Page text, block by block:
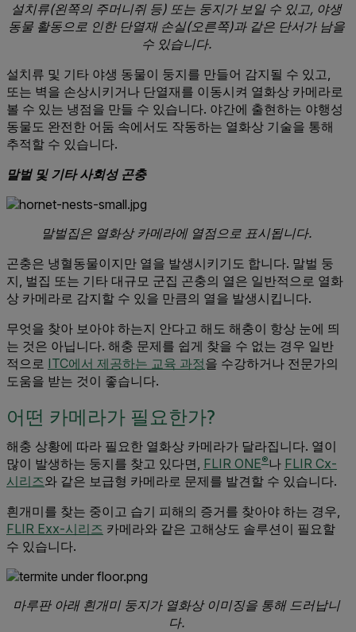
설치류(왼쪽의 주머니쥐 등) 또는 둥지가 보일 수 있고, 야생
동물 활동으로 인한 단열재 손실(오른쪽)과 같은 단서가 남을
수 있습니다.
설치류 및 기타 야생 동물이 둥지를 만들어 감지될 수 있고,
또는 벽을 손상시키거나 단열재를 이동시켜 열화상 카메라로
볼 수 있는 냉점을 만들 수 있습니다. 야간에 출현하는 야행성
동물도 완전한 어둠 속에서도 작동하는 열화상 기술을 통해
추적할 수 있습니다.
말벌 및 기타 사회성 곤충
말벌집은 열화상 카메라에 열점으로 표시됩니다.
곤충은 냉혈동물이지만 열을 발생시키기도 합니다. 말벌 둥
지, 벌집 또는 기타 대규모 군집 곤충의 열은 일반적으로 열화
상 카메라로 감지할 수 있을 만큼의 열을 발생시킵니다.
무엇을 찾아 보아야 하는지 안다고 해도 해충이 항상 눈에 띄
는 것은 아닙니다. 해충 문제를 쉽게 찾을 수 없는 경우 일반
적으로 ITC에서 제공하는 교육 과정을 수강하거나 전문가의
도움을 받는 것이 좋습니다.
어떤 카메라가 필요한가?
해충 상황에 따라 필요한 열화상 카메라가 달라집니다. 열이
많이 발생하는 둥지를 찾고 있다면, FLIR ONE®나 FLIR Cx-
시리즈와 같은 보급형 카메라로 문제를 발견할 수 있습니다.
흰개미를 찾는 중이고 습기 피해의 증거를 찾아야 하는 경우,
FLIR Exx-시리즈 카메라와 같은 고해상도 솔루션이 필요할
수 있습니다.
마루판 아래 흰개미 둥지가 열화상 이미징을 통해 드러납니
다.